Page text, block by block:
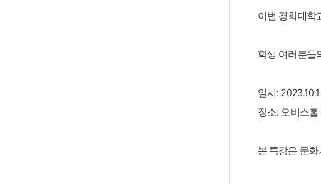
이번 경희대학
학생 여러분들
일시:
장소: 오비스
본 특강은 문